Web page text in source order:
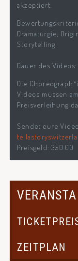
akzeptiert.
Dramaturgie,
Storytelling
Dauer des
Die
Videos müssen
Preisverleihung
Sendet eure
Preisgeld: 350.00
ZEITPLAN